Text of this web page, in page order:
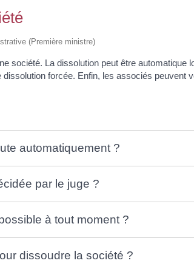
(Première ministre)
société. La dissolution peut être
forcée. Enfin, les associés
automatiquement ?
par le juge ?
à tout moment ?
dissoudre la société ?